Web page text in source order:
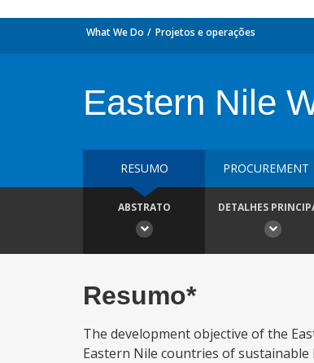
What We Do Projetos e operações
Eastern Nile
RESUMO PROCUREMENT
ABSTRATO DETALHES
Resumo*
The development objective of the
Eastern Nile countries of